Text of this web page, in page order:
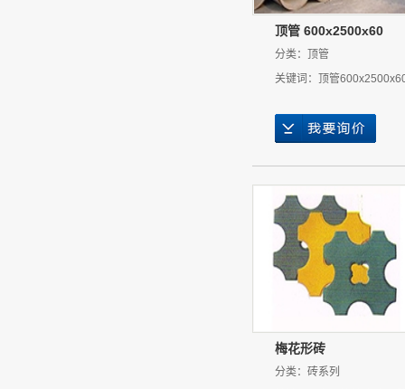
顶管 600x2500x60
分类：
顶管
关键词：
顶管
梅花形砖
分类： 砖系列